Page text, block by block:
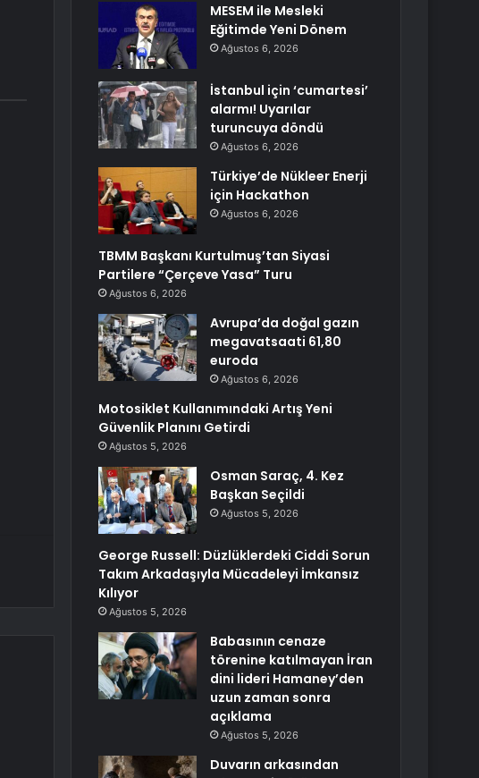
MESEM ile Mesleki
Eğitimde Yeni Dönem
Ağustos 6, 2026
İstanbul için ‘cumartesi’
alarmı! Uyarılar
turuncuya döndü
Ağustos 6, 2026
Türkiye’de Nükleer Enerji
için Hackathon
Ağustos 6, 2026
TBMM Başkanı Kurtulmuş’tan Siyasi
Partilere “Çerçeve Yasa” Turu
Ağustos 6, 2026
Avrupa’da doğal gazın
megavatsaati 61,80
euroda
Ağustos 6, 2026
Motosiklet Kullanımındaki Artış Yeni
Güvenlik Planını Getirdi
Ağustos 5, 2026
Osman Saraç, 4. Kez
Başkan Seçildi
Ağustos 5, 2026
George Russell: Düzlüklerdeki Ciddi Sorun
Takım Arkadaşıyla Mücadeleyi İmkansız
Kılıyor
Ağustos 5, 2026
Babasının cenaze
törenine katılmayan İran
dini lideri Hamaney’den
uzun zaman sonra
açıklama
Ağustos 5, 2026
Duvarın arkasından